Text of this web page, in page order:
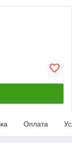
Оплата